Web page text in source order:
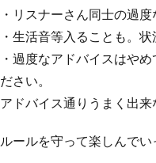
・リスナーさん同士の過
・生活音等入ることも。
・過度なアドバイスはや
ださい。
アドバイス通りうまく出来
ルールを守って楽しんでい